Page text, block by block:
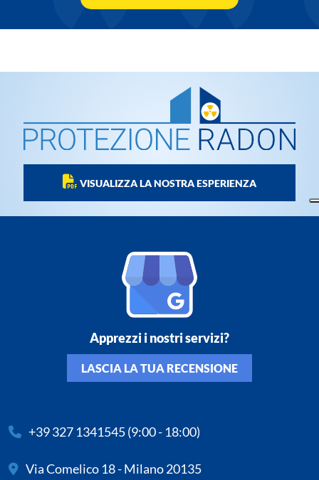
VISUALIZZA LA NOSTRA ESPERIENZA
Apprezzi i nostri servizi?
LASCIA LA TUA RECENSIONE
+39 327 1341545(9:00 - 18:00)
Via Comelico 18 - Milano 20135